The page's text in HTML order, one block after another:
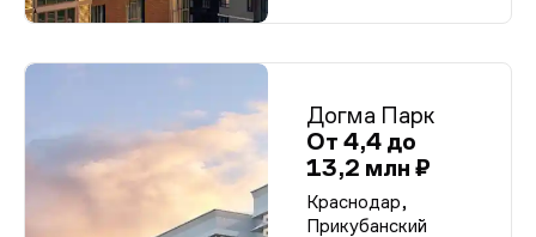
Догма Парк
От 4,4 до
13,2 млн ₽
Краснодар,
Прикубанский